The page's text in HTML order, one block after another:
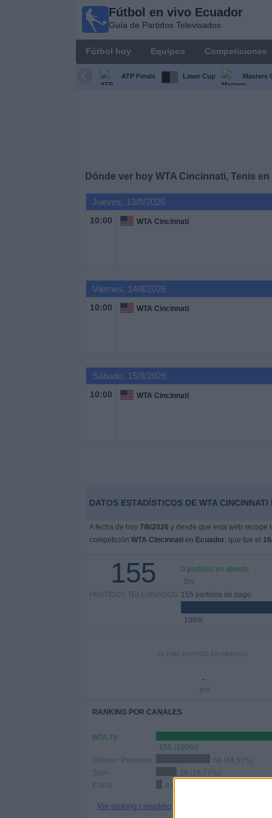
Fútbol en vivo Ecuador
Guía de Partidos Televisados
Fútbol hoy Equipos Competiciones
ATP Finals Laver Cup Masters
Dónde ver hoy WTA Cincinnati, Tenis en
Jueves, 13/8/2026
10:00 WTA Cincinnati
Viernes, 14/8/2026
10:00 WTA Cincinnati
Sábado, 15/8/2026
10:00 WTA Cincinnati
DATOS ESTADÍSTICOS DE WTA
A fecha de hoy 7/8/2026 y desde que esta web recoge
competición WTA Cincinnati en Ecuador, que fue el
155
PARTIDOS TELEVISADOS
0 partidos en abierto
0%
155 partidos de pago
100%
ÚLTIMO PARTIDO EN ABIERTO
-
- por
RANKING POR CANALES
WTA TV
155 (100%)
Disney+ Premium
69 (44,52%)
Star+
26 (16,77%)
ESPN
8 (5,16%)
Ver ranking completo
Ecuador